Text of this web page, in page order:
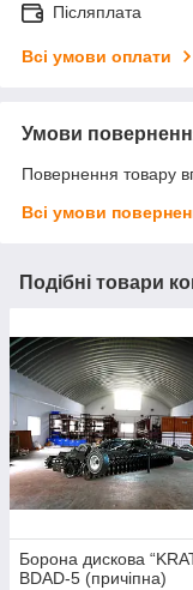
Післяплата
Всі умови оплати
Умови
Повернення товару
Всі умови
Подібні товари
Борона дискова
BDAD-5 (причіпна)